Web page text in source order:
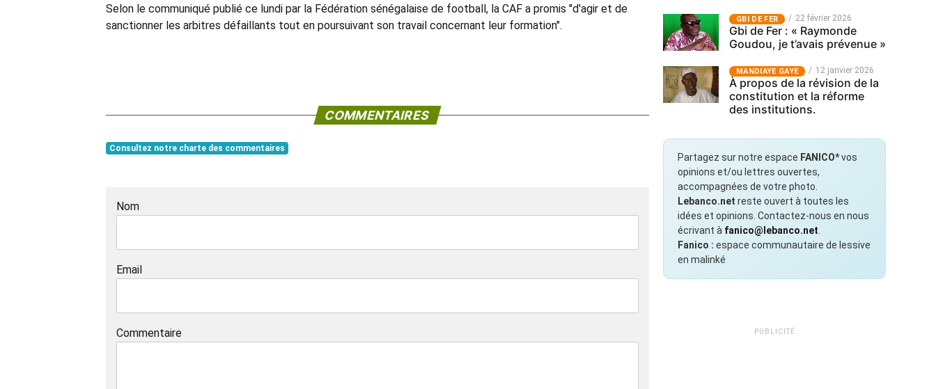
Selon le communiqué publié ce lundi par la Fédération sénégalaise de football, la CAF a promis "d'agir et de
sanctionner les arbitres défaillants tout en poursuivant son travail concernant leur formation".
COMMENTAIRES
Consultez notre charte des commentaires
Nom
Email
Commentaire
GBI DE FER 22 février 2026
Gbi de Fer : « Raymonde
Goudou, je t’avais prévenue »
MANDIAYE GAYE 12 janvier 2026
À propos de la révision de la
constitution et la réforme
des institutions.
Partagez sur notre espace FANICO*vos
opinions et/ou lettres ouvertes,
accompagnées de votre photo.
Lebanco.net reste ouvert à toutes les
idées et opinions. Contactez-nous en nous
écrivant à fanico@lebanco.net
Fanico : espace communautaire de lessive
en malinké
PUBLICITÉ